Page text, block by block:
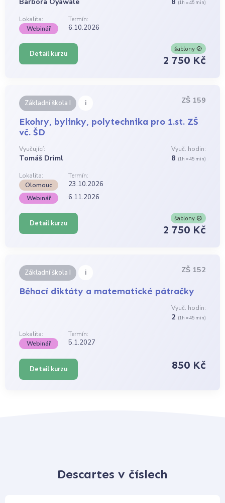
Barbora Oyawale 8 (1h = 45 min)
Lokalita:
Termín:
Webinář
6.10.2026
Detail kurzu
šablony
2 750 Kč
Základní škola I i ZŠ 159
Ekohry, bylinky, polytechnika pro 1.st. ZŠ
vč. ŠD
Vyučující:
Tomáš Driml
Vyuč. hodin:
8 (1h = 45 min)
Lokalita:
Termín:
Olomouc
23.10.2026
Webinář 6.11.2026
Detail kurzu
šablony
2 750 Kč
Základní škola I i ZŠ 152
Běhací diktáty a matematické pátračky
Vyuč. hodin:
2 (1h = 45 min)
Lokalita:
Termín:
Webinář
5.1.2027
Detail kurzu 850 Kč
Descartes v číslech